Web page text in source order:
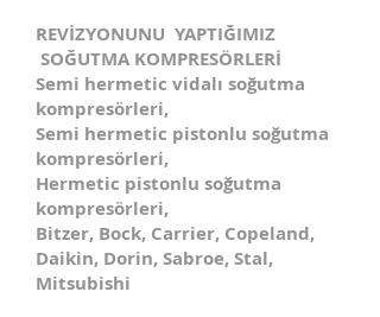
REVİZYONUNU YAPTIĞIMIZ
SOĞUTMA KOMPRESÖRLERİ
Semi hermetic vidalı soğutma
kompresörleri,
Semi hermetic pistonlu soğutma
kompresörleri,
Hermetic pistonlu soğutma
kompresörleri,
Bitzer, Bock, Carrier, Copeland,
Daikin, Dorin, Sabroe, Stal,
Mitsubishi